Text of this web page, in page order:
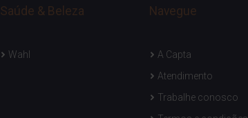
Saúde & Beleza
Wahl
Navegue
A Capta
Atendimento
Trabalhe conosco